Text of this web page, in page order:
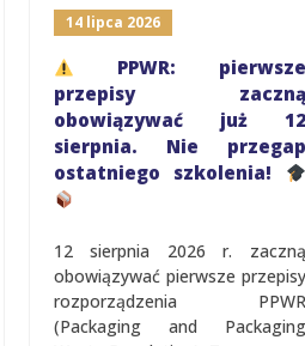
14 lipca 2026
PPWR: pierwsze
przepisy zaczną
obowiązywać już 12
sierpnia. Nie przegap
ostatniego szkolenia!
12 sierpnia 2026 r. zaczną
obowiązywać pierwsze przepisy
rozporządzenia PPWR
(Packaging and Packaging